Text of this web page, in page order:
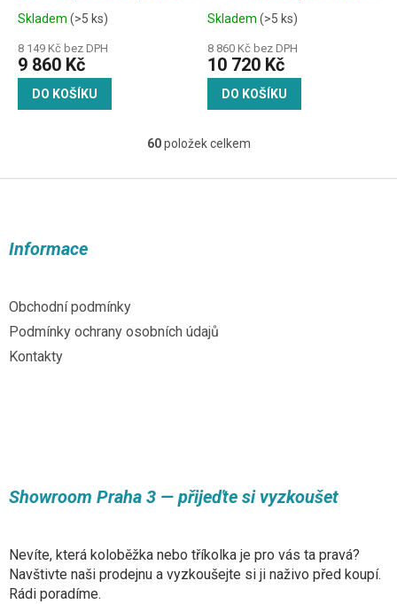
zvuk. efekty, ocelová
výbava, střílí kuličky
Skladem (>5 ks)
8 149 Kč bez DPH
9 860 Kč
DO KOŠÍKU
kovový kryt/ hnací kolo,
kouř. a zvuk. efekty, střílí
kuličky
Skladem (>5 ks)
8 860 Kč bez DPH
10 720 Kč
DO KOŠÍKU
O
l
k
60položek celkem
Informace
Obchodní podmínky
Podmínky ochrany osobních údajů
Kontakty
Showroom Praha 3 — přijeďte si vyzkoušet
Nevíte, která koloběžka nebo tříkolka je pro vás ta pravá?
Navštivte naši prodejnu a vyzkoušejte si ji naživo před koupí.
Rádi poradíme.